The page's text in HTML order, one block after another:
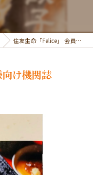
住友生命「Felice」 会員様向け機関誌
け機関誌